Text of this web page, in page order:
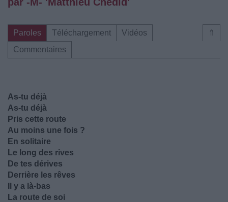
⇑
Paroles Téléchargement
Vidéos
Commentaires
As-tu déjà
As-tu déjà
Pris cette route
Au moins une fois ?
En solitaire
Le long des rives
De tes dérives
Derrière les rêves
Il y a là-bas
La route de soi